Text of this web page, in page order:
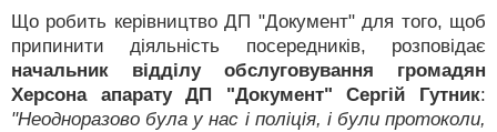
Що робить керівництво ДП "Документ" для того, щоб
припинити діяльність посередників, розповідає
начальник відділу обслуговування громадян
Херсона апарату ДП "Документ" Сергій Гутник:
"Неодноразово була у нас і поліція, і були протоколи,